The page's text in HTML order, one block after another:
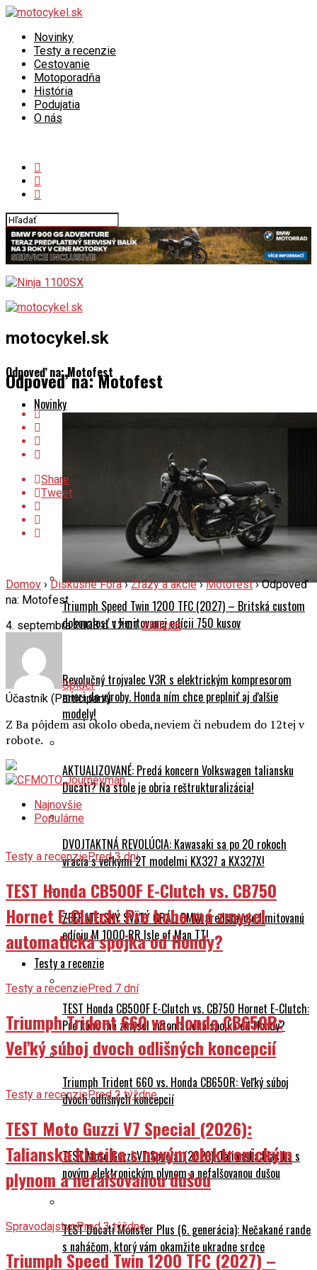
Novinky
Testy a recenzie
Cestovanie
Motoporadňa
História
Podujatia
O nás
motocykel.sk
Odpoveď na: Motofest
Novinky
Triumph Speed Twin 1200 TFC (2027) – Britská custom
dokonalosť v limitovanej edícii 750 kusov
Revolučný trojvalec V3R s elektrickým kompresorom
mieri do výroby. Honda ním chce preplniť aj ďalšie
modely!
AKTUALIZOVANÉ: Predá koncern Volkswagen taliansku
Ducati? Na stole je obria reštrukturalizácia!
DVOJTAKTNÁ REVOLÚCIA: Kawasaki sa po 20 rokoch
vracia s veľkými 2T modelmi KX327 a KX327X!
ZBERATEĽSKÝ SVÄTÝ GRÁL: BMW predstavuje limitovanú
edíciu M 1000 RR Isle of Man TT!
Testy a recenzie
TEST Honda CB500F E-Clutch vs. CB750 Hornet E-Clutch:
Pre koho má zmysel automatická spojka od Hondy?
Triumph Trident 660 vs. Honda CB650R: Veľký súboj
dvoch odlišných koncepcií
TEST Moto Guzzi V7 Special (2026): Talianska klasika s
novým elektronickým plynom a nefalšovanou dušou
TEST Ducati Monster Plus (6. generácia): Nečakané rande
s naháčom, ktorý vám okamžite ukradne srdce
Odpoveď na: Motofest
Share
Tweet
Domov › Diskusné Fóra › Zrazy a akcie › Motofest › Odpoveď
na: Motofest
4. septembra 2008 o 12:01 #80268
Spider
Účastník (Participant)
Z Ba pôjdem asi okolo obeda,neviem či nebudem do 12tej v
robote.
Najnovšie
Populárne
Testy a recenziePred 3 dni
TEST Honda CB500F E-Clutch vs. CB750
Hornet E-Clutch: Pre koho má zmysel
automatická spojka od Hondy?
Testy a recenziePred 7 dní
Triumph Trident 660 vs. Honda CB650R:
Veľký súboj dvoch odlišných koncepcií
Testy a recenziePred 2 týždne
TEST Moto Guzzi V7 Special (2026):
Talianska klasika s novým elektronickým
plynom a nefalšovanou dušou
SpravodajstvoPred 3 týždne
Triumph Speed Twin 1200 TFC (2027) –